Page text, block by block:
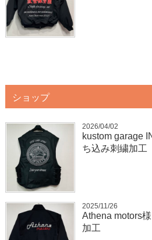
ショップ
2026/04/02
kustom garage
ち込み刺繍加工
2025/11/26
Athena motors
加工